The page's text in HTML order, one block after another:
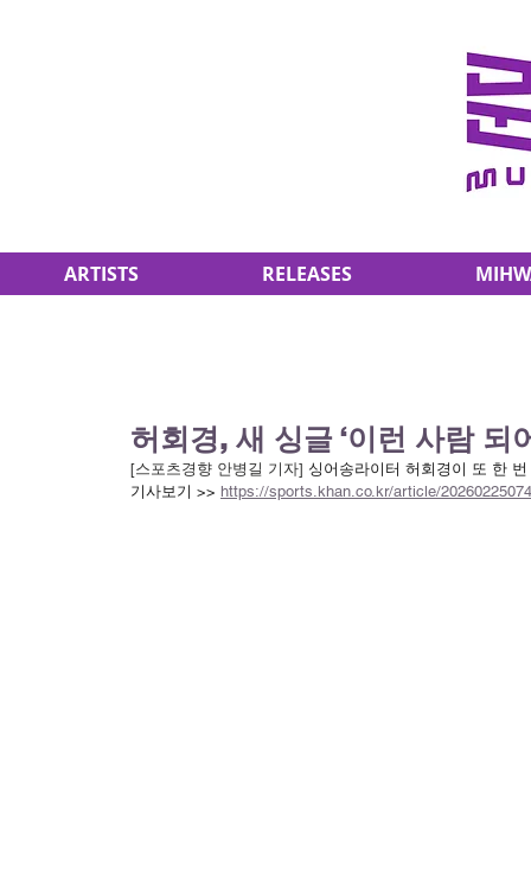
ARTISTS RELEASES
허회경, 새 싱글 ‘이런 사람 되
[스포츠경향 안병길 기자] 싱어송라이터 허회경이 또 한
기사보기 >> https://sports.khan.co.kr/article/